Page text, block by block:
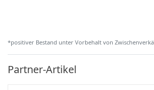
*positiver Bestand unter Vorbehalt von
Partner-Artikel